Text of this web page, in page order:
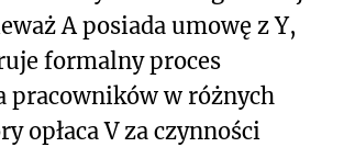
A posiada umowę z Y,
formalny proces
pracowników w różnych
opłaca V za czynności